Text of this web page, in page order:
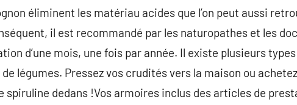
éliminent les matériau acides que l’on peut aussi
il est recommandé par les naturopathes et les
d’une mois, une fois par année. Il existe plusieurs
légumes. Pressez vos crudités vers la maison ou
spiruline dedans !Vos armoires inclus des articles de